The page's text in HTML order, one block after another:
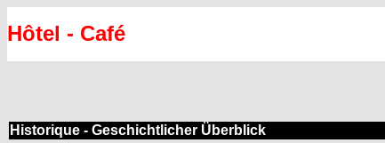
Hôtel - Café
Historique - Geschichtlicher Überblick